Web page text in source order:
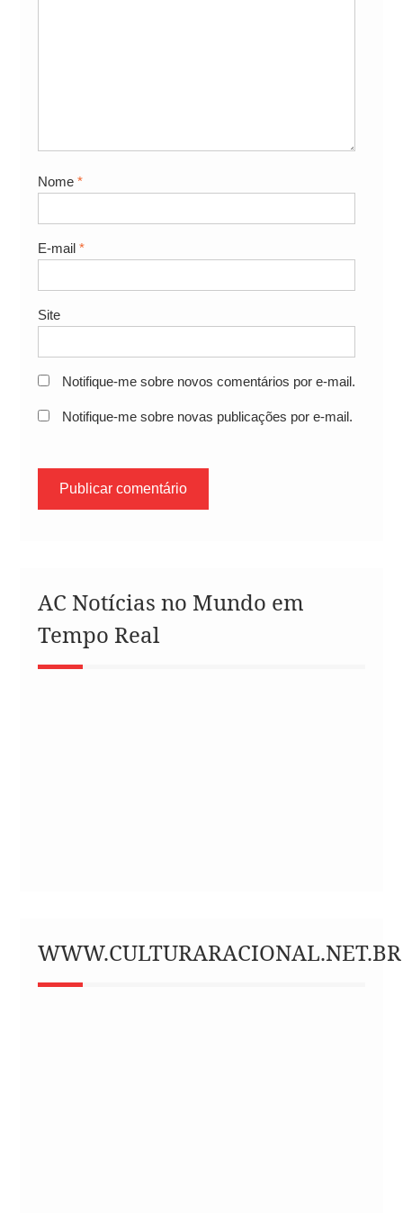
Nome *
E-mail *
Site
Notifique-me sobre novos comentários por e-mail.
Notifique-me sobre novas publicações por e-mail.
AC Notícias no Mundo em
Tempo Real
WWW.CULTURARACIONAL.NET.BR